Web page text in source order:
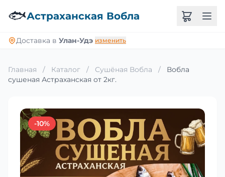
🐟Астраханская Вобла
Доставка в Улан-Удэ изменить
Главная / Каталог / Сушёная Вобла /
Вобла
сушеная Астраханская от 2кг.
-10%